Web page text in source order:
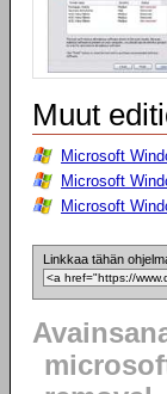
Muut
Microsoft
Microsoft
Microsoft
Linkkaa tähän